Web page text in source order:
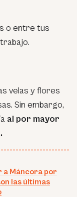
o entre tus
velas y flores
Sin embargo,
al por mayor
a Máncora por
las últimas